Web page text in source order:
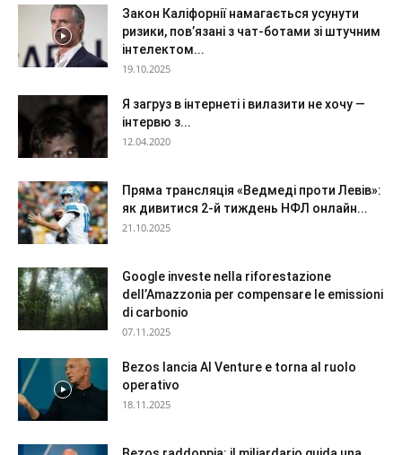
Закон Каліфорнії намагається усунути
ризики, пов’язані з чат-ботами зі штучним
інтелектом...
19.10.2025
Я загруз в інтернеті і вилазити не хочу —
інтервю з...
12.04.2020
Пряма трансляція «Ведмеді проти Левів»:
як дивитися 2-й тиждень НФЛ онлайн...
21.10.2025
Google investe nella riforestazione
dell’Amazzonia per compensare le emissioni
di carbonio
07.11.2025
Bezos lancia AI Venture e torna al ruolo
operativo
18.11.2025